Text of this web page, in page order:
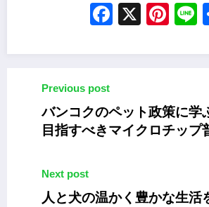
X
Previous post
バンコクのペット政策に学
目指すべきマイクロチップ
Next post
人と犬の温かく豊かな生活